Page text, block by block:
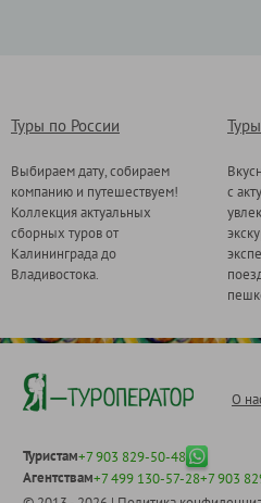
Туры по России
Выбираем дату, собираем
компанию и путешествуем!
Коллекция актуальных
сборных туров от
Калининграда до
Владивостока.
с
О
Туристам+7 903 829-50-48
Агентствам+7 499 130-57-28+7 903